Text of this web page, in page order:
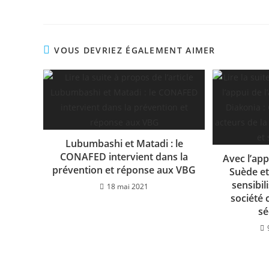
VOUS DEVRIEZ ÉGALEMENT AIMER
Lubumbashi et Matadi : le
CONAFED intervient dans la
prévention et réponse aux VBG
18 mai 2021
Avec
Suède
société